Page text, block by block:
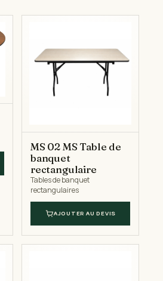
MS 02 MS Table de
banquet
rectangulaire
Tables de banquet
rectangulaires
AJOUTER AU DEVIS